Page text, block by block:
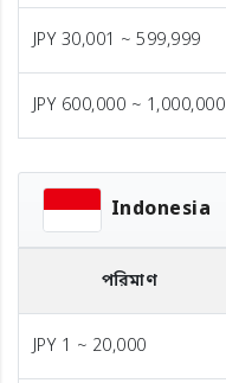
JPY 30,001 ~ 599,999
JPY 600,000 ~ 1,000,000
Indonesia
পরিমাণ
JPY 1 ~ 20,000